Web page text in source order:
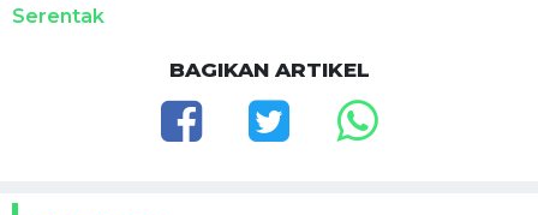
Serentak
BAGIKAN ARTIKEL